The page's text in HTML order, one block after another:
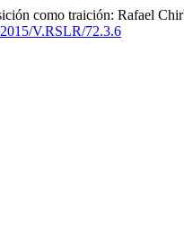
como traición: Rafael
V.RSLR/72.3.6